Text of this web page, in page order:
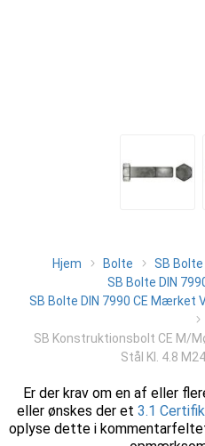
Hjem Bolte
SB
SB Bolte DIN
SB Bolte DIN 7990 CE Mærket
SB Konstruktionsbolt CE M/
Stål Kl. 4.8
Er der krav om en af eller
eller ønskes der et 3.1
oplyse dette i